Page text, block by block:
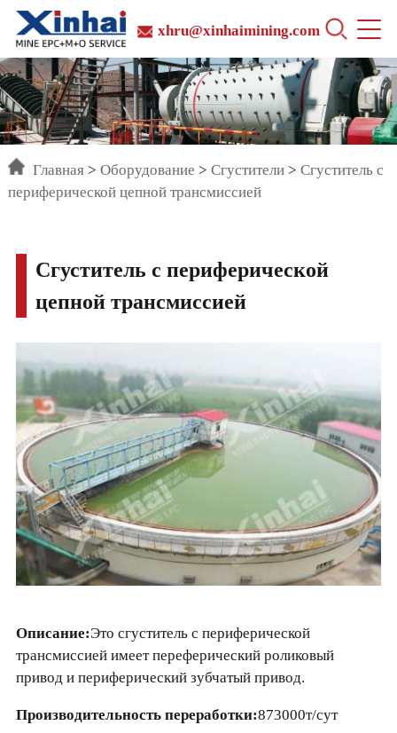
xhru@xinhaimining.com
Главная >Оборудование >Сгустители >Сгуститель с
периферической цепной трансмиссией
Сгуститель с периферической
цепной трансмиссией
Описание:Это сгуститель с периферической
трансмиссией имеет переферический роликовый
привод и периферический зубчатый привод.
Производительность переработки:873000т/сут